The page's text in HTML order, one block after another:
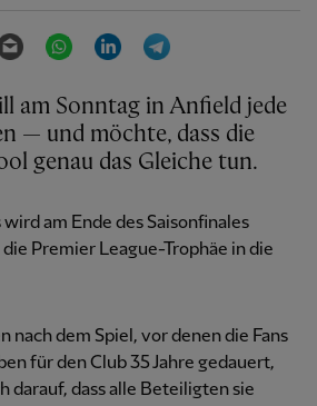
Email WhatsAppLinkedIn
— und möchte, dass die
genau das Gleiche tun.
wird am Ende des Saisonfinales
Premier League-Trophäe in die
nach dem Spiel, vor denen die Fans
für den Club 35 Jahre gedauert,
darauf, dass alle Beteiligten sie